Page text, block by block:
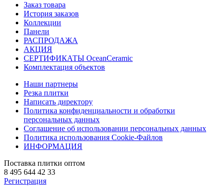
Заказ товара
История заказов
Коллекции
Панели
РАСПРОДАЖА
АКЦИЯ
СЕРТИФИКАТЫ OceanCeramic
Комплектация объектов
Наши партнеры
Резка плитки
Написать директору
Политика конфиденциальности и обработки
персональных данных
Соглашение об использовании персональных данных
Политика использования Cookie-Файлов
ИНФОРМАЦИЯ
Поставка плитки оптом
8 495 644 42 33
Регистрация